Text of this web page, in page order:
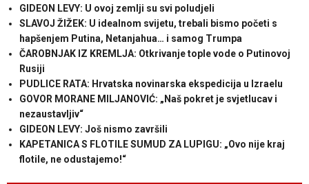
GIDEON LEVY: U ovoj zemlji su svi poludjeli
SLAVOJ ŽIŽEK: U idealnom svijetu, trebali bismo početi s
hapšenjem Putina, Netanjahua… i samog Trumpa
ČAROBNJAK IZ KREMLJA: Otkrivanje tople vode o Putinovoj
Rusiji
PUDLICE RATA: Hrvatska novinarska ekspedicija u Izraelu
GOVOR MORANE MILJANOVIĆ: „Naš pokret je svjetlucav i
nezaustavljiv“
GIDEON LEVY: Još nismo završili
KAPETANICA S FLOTILE SUMUD ZA LUPIGU: „Ovo nije kraj
flotile, ne odustajemo!“